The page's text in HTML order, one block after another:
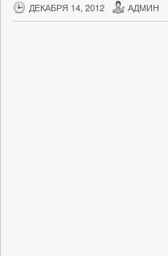
ДЕКАБРЯ 14, 2012 АДМИН